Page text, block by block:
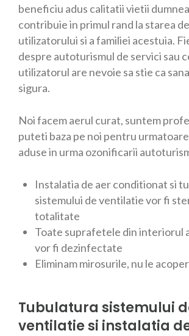
beneficiu adus calitatii vietii
contribuie in primul rand la starea
utilizatorului si a familiei acestuia.
despre autoturismul de servici sau
utilizatorul are nevoie sa stie ca
sigura.
Noi facem aerul curat, suntem
puteti baza pe noi pentru
aduse in urma ozonificarii
Instalatia de aer conditionat si
sistemului de ventilatie vor fi
totalitate
Toate suprafetele din interiorul
vor fi dezinfectate
Eliminam mirosurile, nu le
Tubulatura sistemului
ventilatie si instalatia